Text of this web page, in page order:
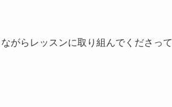
がらレッスンに取り組んでくださって